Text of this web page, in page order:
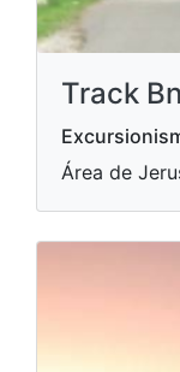
Track
Área de